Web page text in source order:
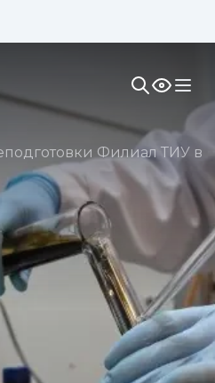
Цвет:
Филиал ТИУ в